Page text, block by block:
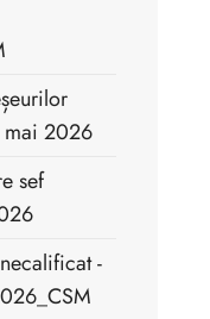
mai 2026
sef
-